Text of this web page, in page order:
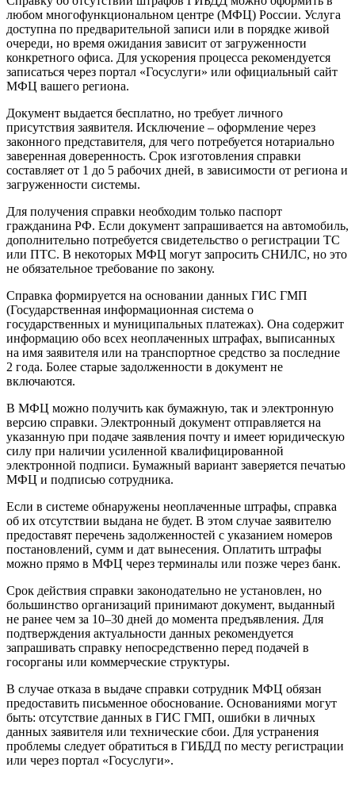
любом многофункциональном центре (МФЦ) России. Услуга
доступна по предварительной записи или в порядке живой
очереди, но время ожидания зависит от загруженности
конкретного офиса. Для ускорения процесса рекомендуется
записаться через портал «Госуслуги» или официальный сайт
МФЦ вашего региона.
Документ выдается бесплатно, но требует личного
присутствия заявителя. Исключение – оформление через
законного представителя, для чего потребуется нотариально
заверенная доверенность. Срок изготовления справки
составляет от 1 до 5 рабочих дней, в зависимости от региона и
загруженности системы.
Для получения справки необходим только паспорт
гражданина РФ. Если документ запрашивается на автомобиль,
дополнительно потребуется свидетельство о регистрации ТС
или ПТС. В некоторых МФЦ могут запросить СНИЛС, но это
не обязательное требование по закону.
Справка формируется на основании данных ГИС ГМП
(Государственная информационная система о
государственных и муниципальных платежах). Она содержит
информацию обо всех неоплаченных штрафах, выписанных
на имя заявителя или на транспортное средство за последние
2 года. Более старые задолженности в документ не
включаются.
В МФЦ можно получить как бумажную, так и электронную
версию справки. Электронный документ отправляется на
указанную при подаче заявления почту и имеет юридическую
силу при наличии усиленной квалифицированной
электронной подписи. Бумажный вариант заверяется печатью
МФЦ и подписью сотрудника.
Если в системе обнаружены неоплаченные штрафы, справка
об их отсутствии выдана не будет. В этом случае заявителю
предоставят перечень задолженностей с указанием номеров
постановлений, сумм и дат вынесения. Оплатить штрафы
можно прямо в МФЦ через терминалы или позже через банк.
Срок действия справки законодательно не установлен, но
большинство организаций принимают документ, выданный
не ранее чем за 10–30 дней до момента предъявления. Для
подтверждения актуальности данных рекомендуется
запрашивать справку непосредственно перед подачей в
госорганы или коммерческие структуры.
В случае отказа в выдаче справки сотрудник МФЦ обязан
предоставить письменное обоснование. Основаниями могут
быть: отсутствие данных в ГИС ГМП, ошибки в личных
данных заявителя или технические сбои. Для устранения
проблемы следует обратиться в ГИБДД по месту регистрации
или через портал «Госуслуги».